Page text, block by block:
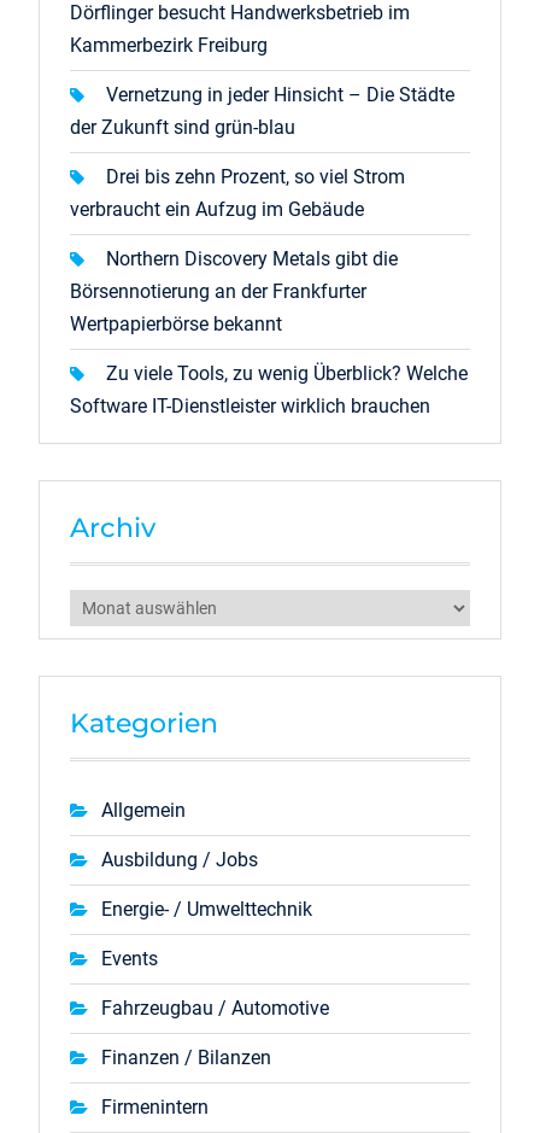
Dörflinger besucht Handwerksbetrieb im
Kammerbezirk Freiburg
Vernetzung in jeder Hinsicht – Die Städte
der Zukunft sind grün-blau
Drei bis zehn Prozent, so viel Strom
verbraucht ein Aufzug im Gebäude
Northern Discovery Metals gibt die
Börsennotierung an der Frankfurter
Wertpapierbörse bekannt
Zu viele Tools, zu wenig Überblick? Welche
Software IT-Dienstleister wirklich brauchen
Archiv
Archiv
Kategorien
Allgemein
Ausbildung / Jobs
Energie- / Umwelttechnik
Events
Fahrzeugbau / Automotive
Finanzen / Bilanzen
Firmenintern